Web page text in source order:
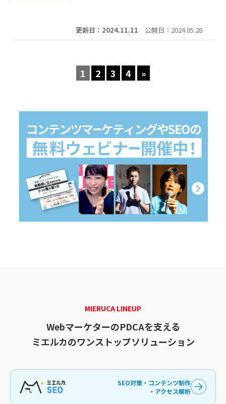
更新日：2024.11.11 公開日：2024.05.28
1 2 3 4 »
MIERUCA LINEUP
WebマーケターのPDCAを支える
ミエルカのワンストップソリューション
SEO対策・コンテンツ制作
・アクセス解析